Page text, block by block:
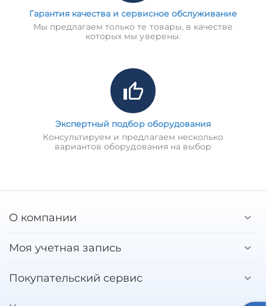
Гарантия качества и сервисное обслуживание
Мы предлагаем только те товары, в качестве
которых мы уверены.
Экспертный подбор оборудования
Консультируем и предлагаем несколько
вариантов оборудования на выбор
О компании
Моя учетная запись
Покупательский сервис